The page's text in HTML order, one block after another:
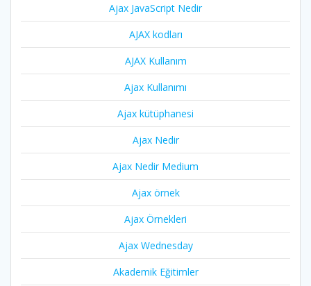
Ajax JavaScript Nedir
AJAX kodları
AJAX Kullanım
Ajax Kullanımı
Ajax kütüphanesi
Ajax Nedir
Ajax Nedir Medium
Ajax örnek
Ajax Örnekleri
Ajax Wednesday
Akademik Eğitimler